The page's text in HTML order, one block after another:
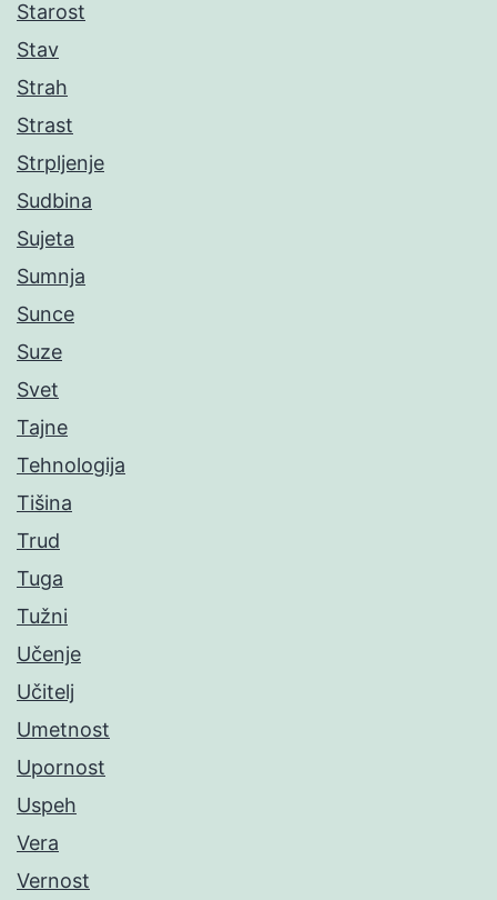
Starost
Stav
Strah
Strast
Strpljenje
Sudbina
Sujeta
Sumnja
Sunce
Suze
Svet
Tajne
Tehnologija
Tišina
Trud
Tuga
Tužni
Učenje
Učitelj
Umetnost
Upornost
Uspeh
Vera
Vernost